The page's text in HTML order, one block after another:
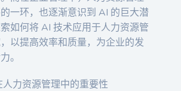
一环，也逐渐意识到 AI 的巨大潜
如何将 AI 技术应用于人力资源管
以提高效率和质量，为企业的发
。
力资源管理中的重要性